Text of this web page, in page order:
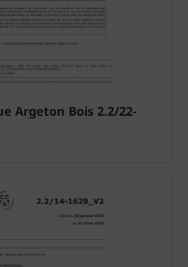
Argeton Bois 2.2/22-